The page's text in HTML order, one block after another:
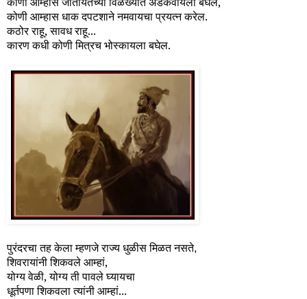
कोणी आम्हास धाक दपटशाने नमवायचा प्रयत्न करेल.
कठोर राहू, सावध राहू...
कारण कधी कोणी मित्रच भोस्कायला बघेल.
पुरंदरचा तह केला म्हणजे राज्य धुळीस मिळत नसते,
शिवरायांनी शिकवले आम्हां,
योग्य वेळी, योग्य ती पावले घ्यायचा
धूर्तपणा शिकवला त्यांनी आम्हां...